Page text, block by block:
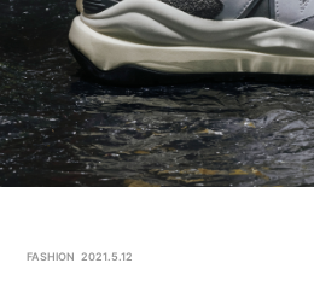
FASHION 2021.5.12